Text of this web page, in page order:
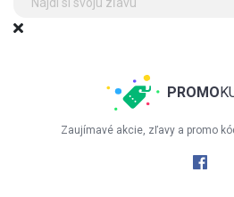
PROMO
Zaujímavé akcie, zľavy a promo